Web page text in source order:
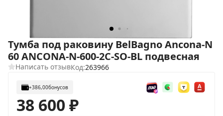
Тумба под раковину BelBagno Ancona-N
60 ANCONA-N-600-2C-SO-BL подвесная
Написать отзывКод:263966
+386,00бонусов
38 600₽